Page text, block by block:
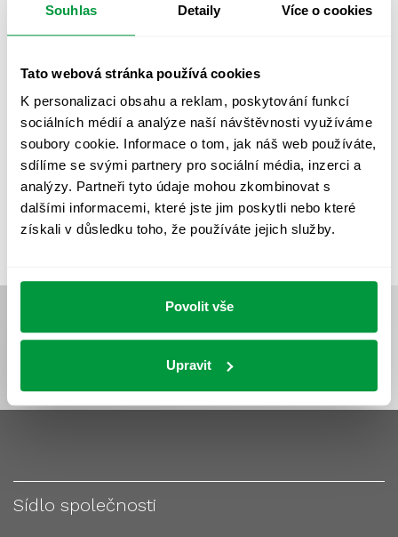
Souhlas Detaily Více o cookies
Tato webová stránka používá cookies
K personalizaci obsahu a reklam, poskytování funkcí
sociálních médií a analýze naší návštěvnosti využíváme
soubory cookie. Informace o tom, jak náš web používáte,
sdílíme se svými partnery pro sociální média, inzerci a
analýzy. Partneři tyto údaje mohou zkombinovat s
dalšími informacemi, které jste jim poskytli nebo které
získali v důsledku toho, že používáte jejich služby.
Povolit vše
Upravit
PROTIPANICKÉ OSVĚTLENÍ
PROVOZNÍ DENÍK NOUZOVÉHO OSVĚTLENÍ
REVIZE NOUZOVÉHO OSVĚTLENÍ ŘÍZENÍ
UMĚLÉ OSVĚTLENÍ VEŘEJNÉ OSVĚTLENÍ
VÝPOČET OSVĚTLENÍ VÝPOČET ZASTÍNĚNÍ
VÝPOČTY A NÁVRHY ZASTÍNĚNÍ
ZKOUŠKY NOUZOVÉHO OSVĚTLENÍ
Sídlo společnosti